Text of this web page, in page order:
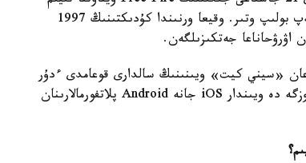
سالعانى ءۇشىن ءتورت بىردەي تۋىسقانىنا پىشاق سۇققانى سەبەپ بولىپ وتىر. وقيعا ورنىندا كۇدىكتىنىڭ 1997
جەتكىزىلگەن.
«سيني كيت» ويىنىنىڭ سالدارى قوعامدى ءدۇر
سىلكىندىرگەن. بۇگىندە «كراسني كيت» اتانعان وسى جانە وزگە دە ويىندار iOS جانە Android پلاتفورمالارىنان